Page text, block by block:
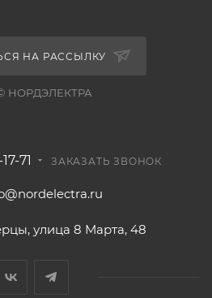
НА РАССЫЛКУ
НОРДЭЛЕКТРА
71 ЗАКАЗАТЬ ЗВОНОК
улица 8 Марта, 48